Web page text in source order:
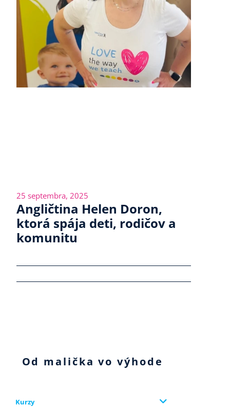
25 septembra, 2025
Angličtina Helen Doron,
ktorá spája deti, rodičov a
komunitu
Od malička vo výhode
Kurzy